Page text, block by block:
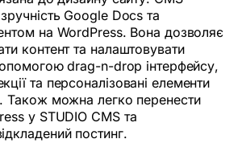
Google Docs та
на WordPress. Вона дозволяє
контент та налаштовувати
drag-n-drop інтерфейсу,
та персоналізовані елементи
Також можна легко перенести
у STUDIO CMS та
постинг.